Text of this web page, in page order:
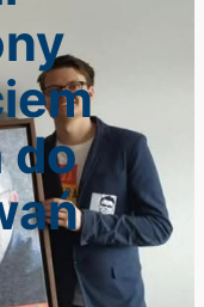
do